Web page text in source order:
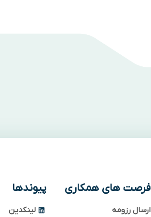
فرصت های همکاری
ارسال رزومه
پیوندها
لینکدین